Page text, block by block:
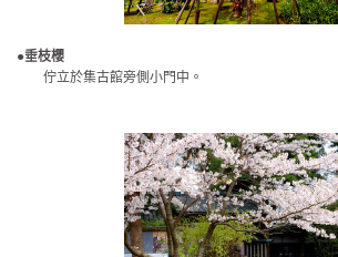
●垂枝櫻
佇立於集古館旁側小門中。